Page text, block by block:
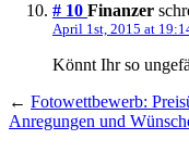
# 10 Finanzer
April 1st, 2015 at
Könnt Ihr so
← Fotowettbewerb:
Anregungen und